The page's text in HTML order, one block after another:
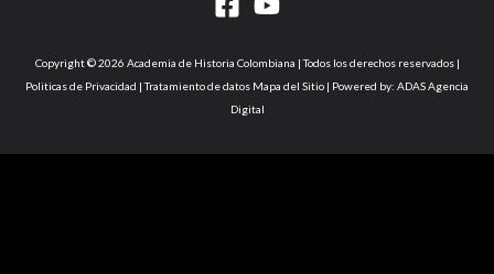
Copyright © 2026 Academia de Historia Colombiana | Todos los derechos reservados |
Politicas de Privacidad | Tratamiento de datos Mapa del Sitio | Powered by: ADAS Agencia
Digital